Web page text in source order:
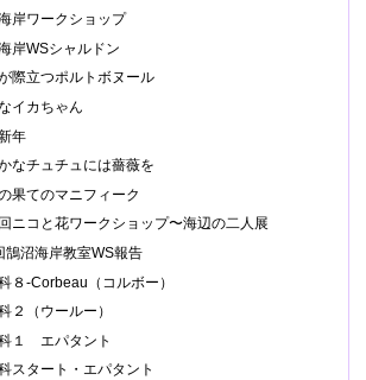
岸ワークショップ
岸WSシャルドン
際立つポルトボヌール
イカちゃん
年
なチュチュには薔薇を
果てのマニフィーク
ニコと花ワークショップ〜海辺の二人展
鵠沼海岸教室WS報告
８-Corbeau（コルボー）
２（ウールー）
１ エパタント
スタート・エパタント